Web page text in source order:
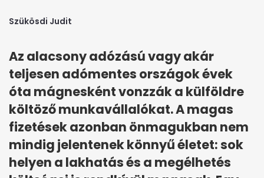
Szükösdi Judit
Az alacsony adózású vagy akár
teljesen adómentes országok évek
óta mágnesként vonzzák a külföldre
költöző munkavállalókat. A magas
fizetések azonban önmagukban nem
mindig jelentenek könnyű életet: sok
helyen a lakhatás és a megélhetés